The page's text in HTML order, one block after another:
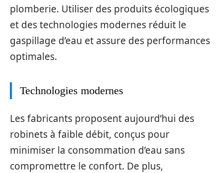
plomberie. Utiliser des produits écologiques
et des technologies modernes réduit le
gaspillage d’eau et assure des performances
optimales.
Technologies modernes
Les fabricants proposent aujourd’hui des
robinets à faible débit, conçus pour
minimiser la consommation d’eau sans
compromettre le confort. De plus,